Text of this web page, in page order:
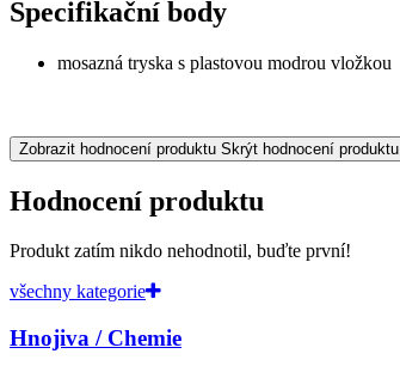
Specifikační body
mosazná tryska s plastovou modrou vložkou
Zobrazit hodnocení produktu Skrýt hodnocení produktu
Hodnocení produktu
Produkt zatím nikdo nehodnotil, buďte první!
všechny kategorie
Hnojiva / Chemie